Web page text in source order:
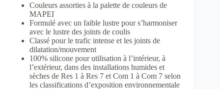
Couleurs assorties à la palette de couleurs de
MAPEI
Formulé avec un faible lustre pour s’harmoniser
avec le lustre des joints de coulis
Classé pour le trafic intense et les joints de
dilatation/mouvement
100% silicone pour utilisation à l’intérieur, à
l’extérieur, dans des installations humides et
sèches de Res 1 à Res 7 et Com 1 à Com 7 selon
les classifications d’exposition environnementale